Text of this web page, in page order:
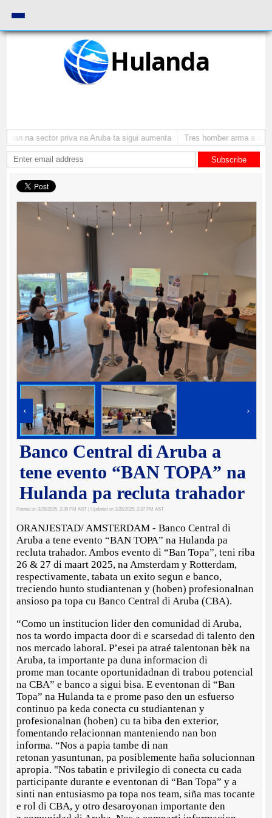
Hulanda
na sector priva na Aruba ta sigui aumenta Tres homber arma a
Subscribe
‹ ›
Banco Central di Aruba a
tene evento “BAN TOPA” na
Hulanda pa recluta trahador
Posted on 3/28/2025, 2:36 PM AST | Updated on 3/28/2025, 2:37 PM AST
ORANJESTAD/ AMSTERDAM - Banco Central di
Aruba a tene evento “BAN TOPA” na Hulanda pa
recluta trahador. Ambos evento di “Ban Topa”, teni riba
26 & 27 di maart 2025, na Amsterdam y Rotterdam,
respectivamente, tabata un exito segun e banco,
treciendo hunto studiantenan y (hoben) profesionalnan
ansioso pa topa cu Banco Central di Aruba (CBA).
“Como un institucion lider den comunidad di Aruba,
nos ta wordo impacta door di e scarsedad di talento den
nos mercado laboral. P’esei pa atraé talentonan bèk na
Aruba, ta importante pa duna informacion di
prome man tocante oportunidadnan di trabou potencial
na CBA” e banco a sigui bisa. E eventonan di “Ban
Topa” na Hulanda ta e prome paso den un esfuerso
continuo pa keda conecta cu studiantenan y
profesionalnan (hoben) cu ta biba den exterior,
fomentando relacionnan manteniendo nan bon
informa. “Nos a papia tambe di nan
retonan yasuntunan, pa posiblemente haña solucionnan
apropia. "Nos tabatin e privilegio di conecta cu cada
participante durante e eventonan di “Ban Topa” y a
sinti nan entusiasmo pa topa nos team, siña mas tocante
e rol di CBA, y otro desaroyonan importante den